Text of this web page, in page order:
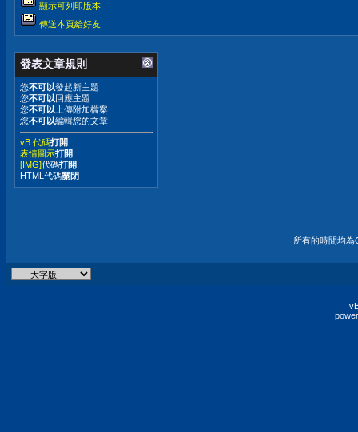
顯示可列印版本
傳送本頁給好友
發表文章規則
您不可以發起新主題
您不可以回應主題
您不可以上傳附加檔案
您不可以編輯您的文章
vB 代碼打開
表情圖示打開
[IMG]代碼打開
HTML代碼關閉
所有的時間均為